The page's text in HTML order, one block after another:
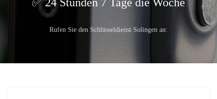
Rufen Sie den Schlüsseldienst Solingen an: